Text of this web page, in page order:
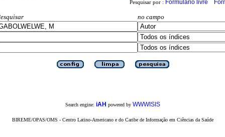
Pesquisar por : Formulário livre
no campo
Search engine: iAH powered by WWWISIS
BIREME/OPAS/OMS - Centro Latino-Americano e do Caribe de Informação em Ciências da Saúde